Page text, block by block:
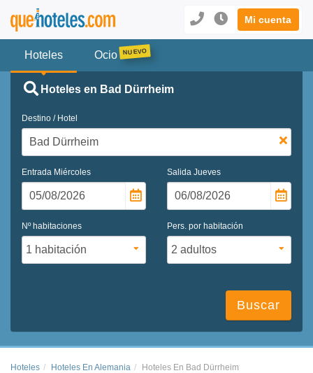
Mi cuenta
Hoteles Ocio
Hoteles en Bad Dürrheim
Destino / Hotel
Entrada Miércoles Salida Jueves
Nº habitaciones Pers. por habitación
Buscar
Hoteles Hoteles En Alemania Hoteles En Bad Dürrheim